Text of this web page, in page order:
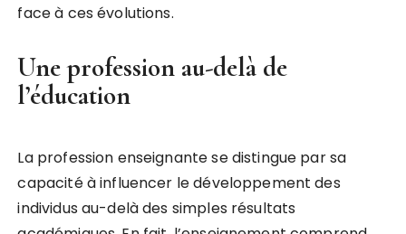
face à ces évolutions.
Une profession au-delà de
l’éducation
La profession enseignante se distingue par sa
capacité à influencer le développement des
individus au-delà des simples résultats